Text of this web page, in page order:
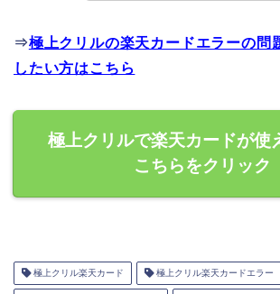
⇒極上クリルの楽天カードエラーの問
したい方はこちら
極上クリルで楽天カードが使
こちらをクリック
極上クリル楽天カード 極上クリル楽天カードエラー